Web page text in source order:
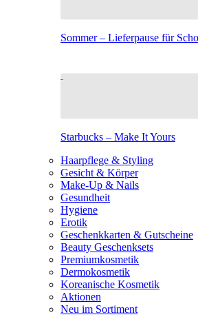
Sommer – Lieferpause für
Starbucks – Make It Yours
Haarpflege & Styling
Gesicht & Körper
Make-Up & Nails
Gesundheit
Hygiene
Erotik
Geschenkkarten & Gutscheine
Beauty Geschenksets
Premiumkosmetik
Dermokosmetik
Koreanische Kosmetik
Aktionen
Neu im Sortiment